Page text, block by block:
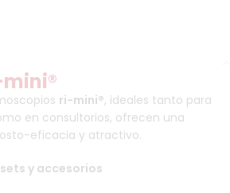
ri-mini®, ideales tanto para
en consultorios, ofrecen una
eficacia y atractivo.
y accesorios